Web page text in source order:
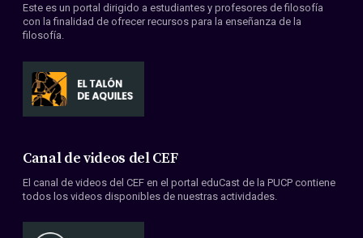
Convenios
Este es un portal dirigido a estudiantes y profesores de filosofía
con la finalidad de ofrecer recursos para la enseñanza de la
filosofía.
Canal de videos del CEF
El canal de videos del CEF en el portal eduCast de la PUCP contiene
todos los videos disponibles de nuestras actividades.